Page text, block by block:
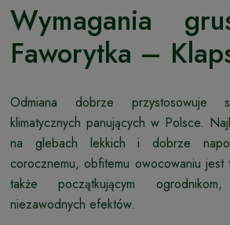
Wymagania
Faworytka –
Odmiana dobrze przystosowuje
klimatycznych panujących w Polsce.
na glebach lekkich i dobrze
corocznemu, obfitemu owocowaniu jest
także początkującym
niezawodnych efektów.